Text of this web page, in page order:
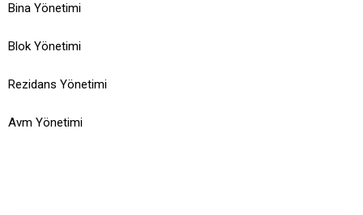
Bina Yönetimi
Blok Yönetimi
Rezidans Yönetimi
Avm Yönetimi